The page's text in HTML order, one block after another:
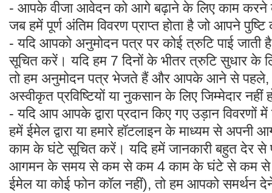
- आपके वीजा आवेदन को आगे बढ़ाने के लिए काम करने
जब हमें पूर्ण अंतिम विवरण प्राप्त होता है जो आपने
- यदि आपको अनुमोदन पत्र पर कोई त्रुटि पाई जाती
सूचित करें। यदि हम 7 दिनों के भीतर त्रुटि सुधार के
तो हम अनुमोदन पत्र भेजते हैं और आपके आने से
अस्वीकृत प्रविष्टियों या नुकसान के लिए जिम्मेदार नहीं
- यदि आप आपके द्वारा प्रदान किए गए उड़ान विवरणों
हमें ईमेल द्वारा या हमारे हॉटलाइन के माध्यम से
काम के घंटे सूचित करें। यदि हमें जानकारी बहुत देर से
आगमन के समय से कम से कम 4 काम के घंटे से कम से
ईमेल या कोई फोन कॉल नहीं), तो हम आपको समर्थन